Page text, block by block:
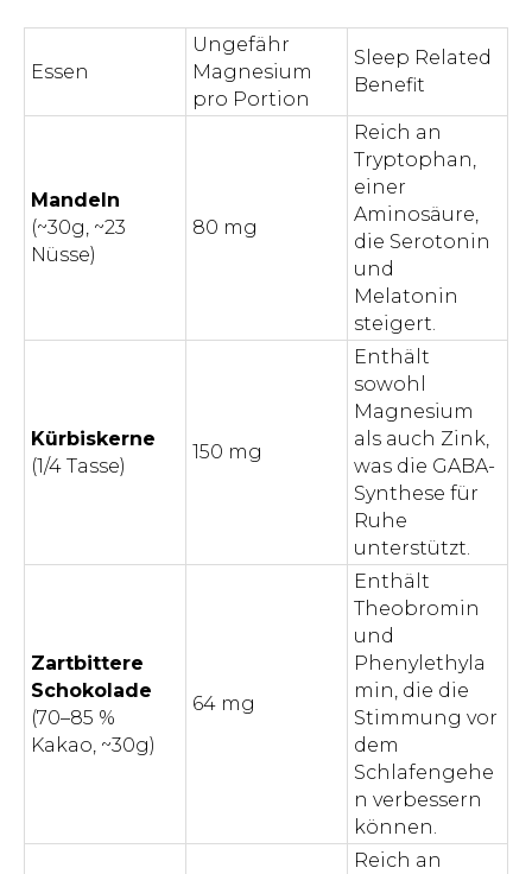
Essen
Ungefähr
Magnesium
pro Portion
Sleep Related
Benefit
Mandeln
(~30g, ~23
Nüsse)
80 mg
Reich an
Tryptophan,
einer
Aminosäure,
die Serotonin
und
Melatonin
steigert.
Kürbiskerne
(1/4 Tasse)
150 mg
Enthält
sowohl
Magnesium
als auch Zink,
was die GABA-
Synthese für
Ruhe
unterstützt.
Zartbittere
Schokolade
(70–85 %
Kakao, ~30g)
64 mg
Enthält
Theobromin
und
Phenylethyla
min, die die
Stimmung vor
dem
Schlafengehe
n verbessern
können.
Reich an